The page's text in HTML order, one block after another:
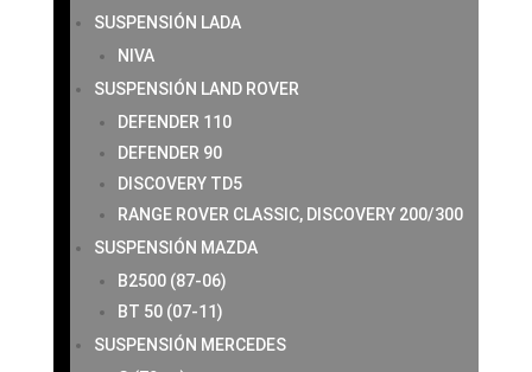
SUSPENSIÓN LADA
NIVA
SUSPENSIÓN LAND ROVER
DEFENDER 110
DEFENDER 90
DISCOVERY TD5
RANGE ROVER CLASSIC, DISCOVERY 200/300
SUSPENSIÓN MAZDA
B2500 (87-06)
BT 50 (07-11)
SUSPENSIÓN MERCEDES